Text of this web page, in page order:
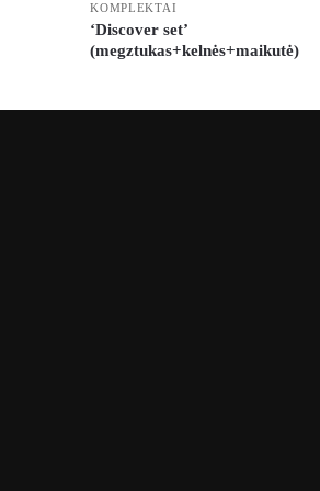
KOMPLEKTAI
‘Discover set’
(megztukas+kelnės+maikutė)